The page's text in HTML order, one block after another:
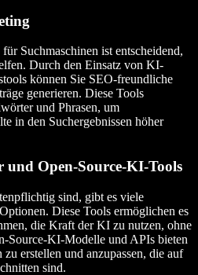
Suchmaschinen ist entscheidend,
Durch den Einsatz von KI-
können Sie SEO-freundliche
generieren. Diese Tools
und Phrasen, um
in den Suchergebnissen höher
und Open-Source-KI-Tools
sind, gibt es viele
Diese Tools ermöglichen es
die Kraft der KI zu nutzen, ohne
Source-KI-Modelle und APIs bieten
erstellen und anzupassen, die auf
sind.